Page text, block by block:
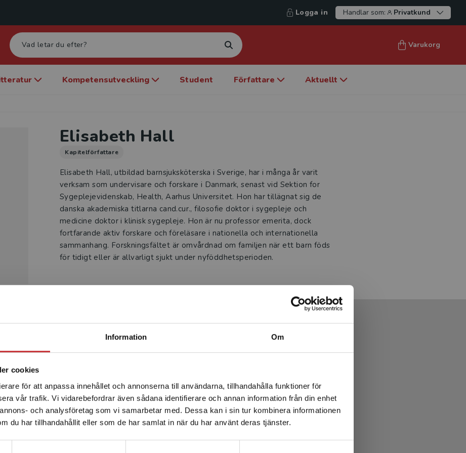
Information Om
cookies
för att anpassa innehållet och annonserna till användarna, tillhandahålla funktioner för
vår trafik. Vi vidarebefordrar även sådana identifierare och annan information från din enhet
och analysföretag som vi samarbetar med. Dessa kan i sin tur kombinera informationen
du har tillhandahållit eller som de har samlat in när du har använt deras tjänster.
Begränsad fraktregion
Det verkar som att du besöker studentlitteratur.se via en
enhet utanför Sverige. Vi erbjuder inte leveranser utanför
Sverige. För att kunna slutföra ett köp måste
leveransadressen vara i Sverige.Läs mer
Logga in Handlar som: Privatkund
Varukorg
Kompetensutveckling Student Författare Aktuellt
Elisabeth Hall
Kapitelförfattare
Elisabeth Hall, utbildad barnsjuksköterska i Sverige, har i många år varit
verksam som undervisare och forskare i Danmark, senast vid Sektion for
Sygeplejevidenskab, Health, Aarhus Universitet. Hon har tillägnat sig de
danska akademiska titlarna cand.cur., filosofie doktor i sygepleje och
medicine doktor i klinisk sygepleje. Hon är nu professor emerita, dock
fortfarande aktiv forskare och föreläsare i nationella och internationella
sammanhang. Forskningsfältet är omvårdnad om familjen när ett barn föds
för tidigt eller är allvarligt sjukt under nyföddhetsperioden.
Produkter